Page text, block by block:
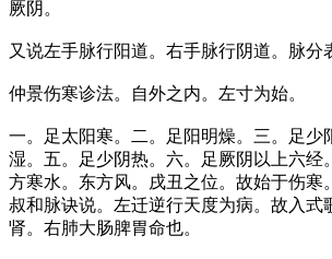
厥阴。
又说左手脉行阳道。右手脉行阴道。脉分
仲景伤寒诊法。自外之内。左寸为始。
一。足太阳寒。二。足阳明燥。三。足少
湿。五。足少阴热。六。足厥阴以上六经
方寒水。东方风。戌丑之位。故始于伤寒
叔和脉诀说。左迁逆行天度为病。故入式
肾。右肺大肠脾胃命也。